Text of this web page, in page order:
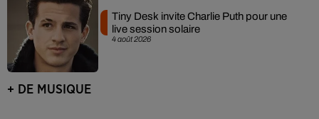
4 août 2026
Tiny Desk invite Charlie Puth pour une
live session solaire
+ DE MUSIQUE